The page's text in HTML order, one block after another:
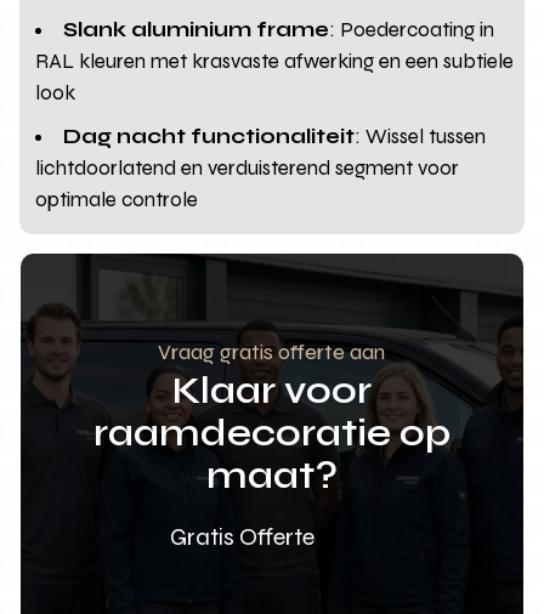
Slank aluminium frame: Poedercoating in
RAL kleuren met krasvaste afwerking en een subtiele
look
Dag nacht functionaliteit: Wissel tussen
lichtdoorlatend en verduisterend segment voor
optimale controle
Vraag gratis offerte aan
Klaar voor
raamdecoratie op
maat?
Gratis Offerte